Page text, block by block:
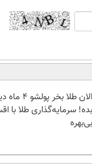
الان طلا بخر
بده! سرمایه‌گذاری طلا با
بی‌بهره